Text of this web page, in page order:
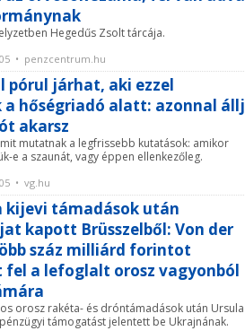
Hegedűs Zsolt tárcája.
• penzcentrum.hu
pórul járhat, aki ezzel
a hőségriadó alatt: azonnal állj
akarsz
mutatnak a legfrissebb kutatások: amikor
e a szaunát, vagy éppen ellenkezőleg.
• vg.hu
kijevi támadások után
kapott Brüsszelből: Von der
száz milliárd forintot
a lefoglalt orosz vagyonból
orosz rakéta- és dróntámadások után Ursula
támogatást jelentett be Ukrajnának.